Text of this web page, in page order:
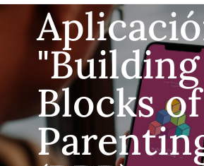
"Building
Blocks of